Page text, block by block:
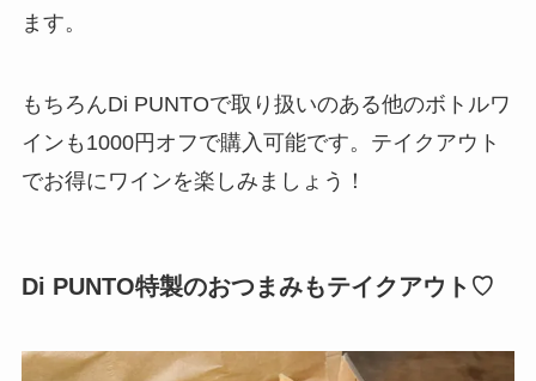
ます。
もちろんDi PUNTOで取り扱いのある他のボトルワ
インも1000円オフで購入可能です。テイクアウト
でお得にワインを楽しみましょう！
Di PUNTO特製のおつまみもテイクアウト♡